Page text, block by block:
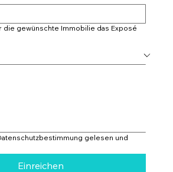
die gewünschte Immobilie das Exposé
gelesen und
Einreichen